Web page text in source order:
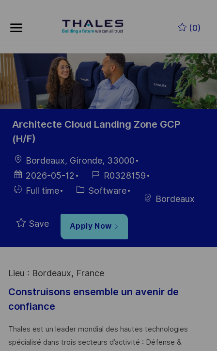
(0)
-
Architecte Cloud Landing Zone GCP
(H/F)
LocationBordeaux, Gironde, 33000
Posted
Date
2026-05-12
Job
Id
R0328159
HiringFull time Category
Software
Bordeaux
Save Apply Now
Lieu : Bordeaux, France
Construisons ensemble un avenir de
confiance
Thales est un leader mondial des hautes technologies
spécialisé dans trois secteurs d’activité : Défense &